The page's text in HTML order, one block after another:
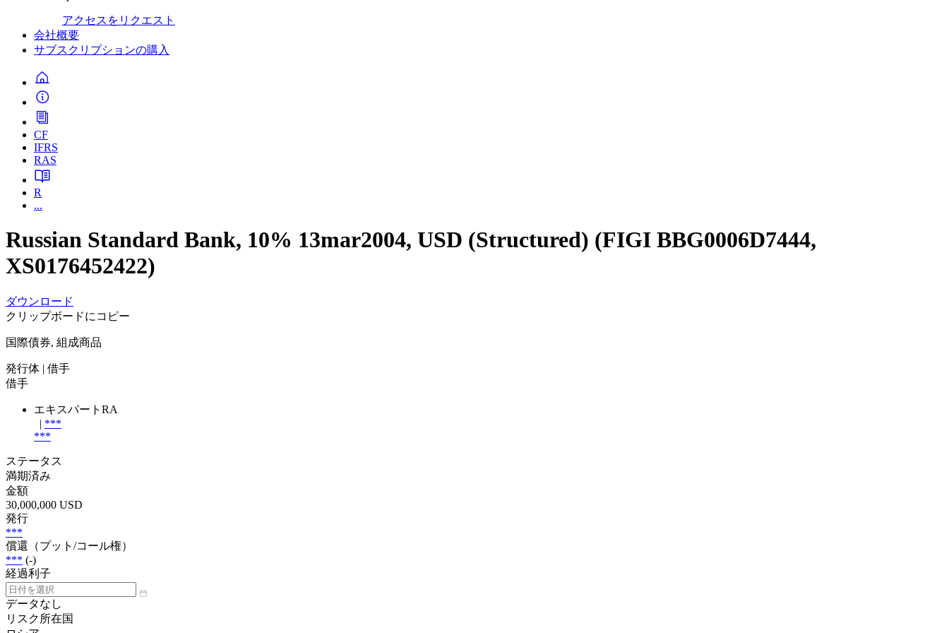
アクセスをリクエスト
会社概要
サブスクリプションの購入
CF
IFRS
RAS
R
...
Russian Standard Bank, 10% 13mar2004, USD (Structured) (FIGI BBG0006D7444,
XS0176452422)
ダウンロード
クリップボードにコピー
国際債券, 組成商品
発行体 | 借手
借手
エキスパートRA
| ***
***
ステータス
満期済み
金額
30,000,000 USD
発行
***
償還（プット/コール権）
*** (-)
経過利子
データなし
リスク所在国